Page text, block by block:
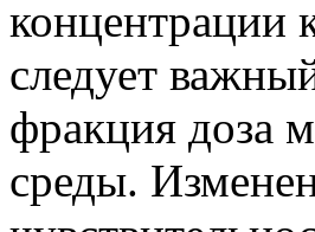
концентрации
следует
фракция доза
среды.